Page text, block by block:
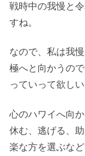
戦時中の我慢と
すね。
なので、私は我
極へと向かうの
っていって欲し
心のハワイへ向
休む、逃げる、
楽な方を選ぶなど